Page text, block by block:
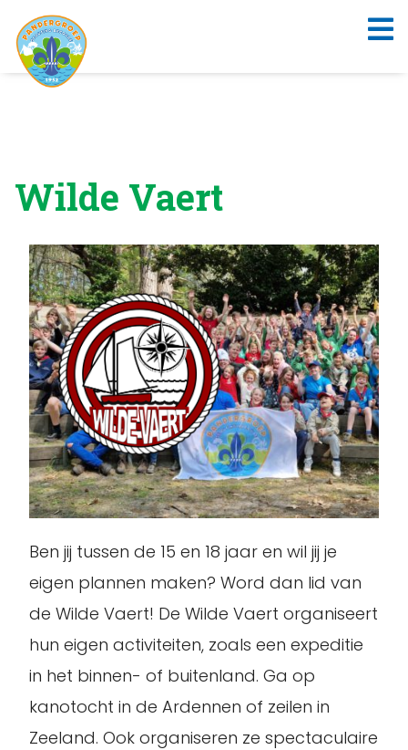
Wilde Vaert
Ben jij tussen de 15 en 18 jaar en wil jij je
eigen plannen maken? Word dan lid van
de Wilde Vaert! De Wilde Vaert organiseert
hun eigen activiteiten, zoals een expeditie
in het binnen- of buitenland. Ga op
kanotocht in de Ardennen of zeilen in
Zeeland. Ook organiseren ze spectaculaire